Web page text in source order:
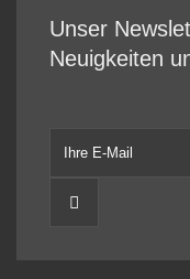
Unser
Neuigkeiten